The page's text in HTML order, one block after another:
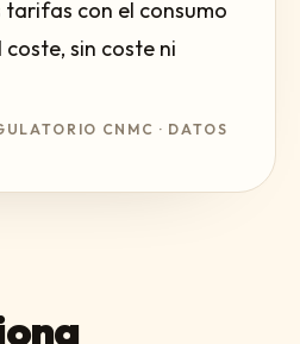
con el consumo
sin coste ni
CNMC · DATOS